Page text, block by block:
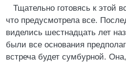
Тщательно готовясь к этой
что предусмотрела все.
виделись шестнадцать лет
были все основания
встреча будет сумбурной.